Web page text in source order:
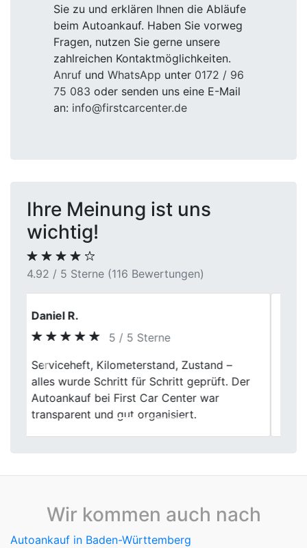
Sie zu und erklären Ihnen die Abläufe
beim Autoankauf. Haben Sie vorweg
Fragen, nutzen Sie gerne unsere
zahlreichen Kontaktmöglichkeiten.
Anruf und WhatsApp unter 0172 / 96
75 083 oder senden uns eine E-Mail
an: info@firstcarcenter.de
Ihre Meinung ist uns
wichtig!
4.92 / 5 Sterne (116 Bewertungen)
Daniel K.
5 / 5 Sterne
Für mich war wichtig, dass alles
transparent ist. Genau das war bei First
Car Center in Gladbeck der Fall. Klare
Infos, sauberer Ablauf.
Previous
Wir kommen auch nach
Autoankauf in Baden-Württemberg